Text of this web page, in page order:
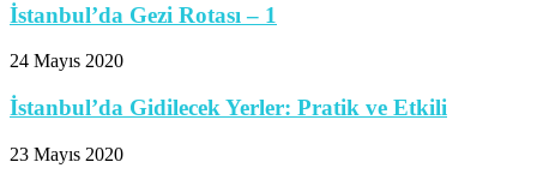
İstanbul’da Gezi Rotası – 1
24 Mayıs 2020
İstanbul’da Gidilecek Yerler: Pratik ve Etkili
23 Mayıs 2020